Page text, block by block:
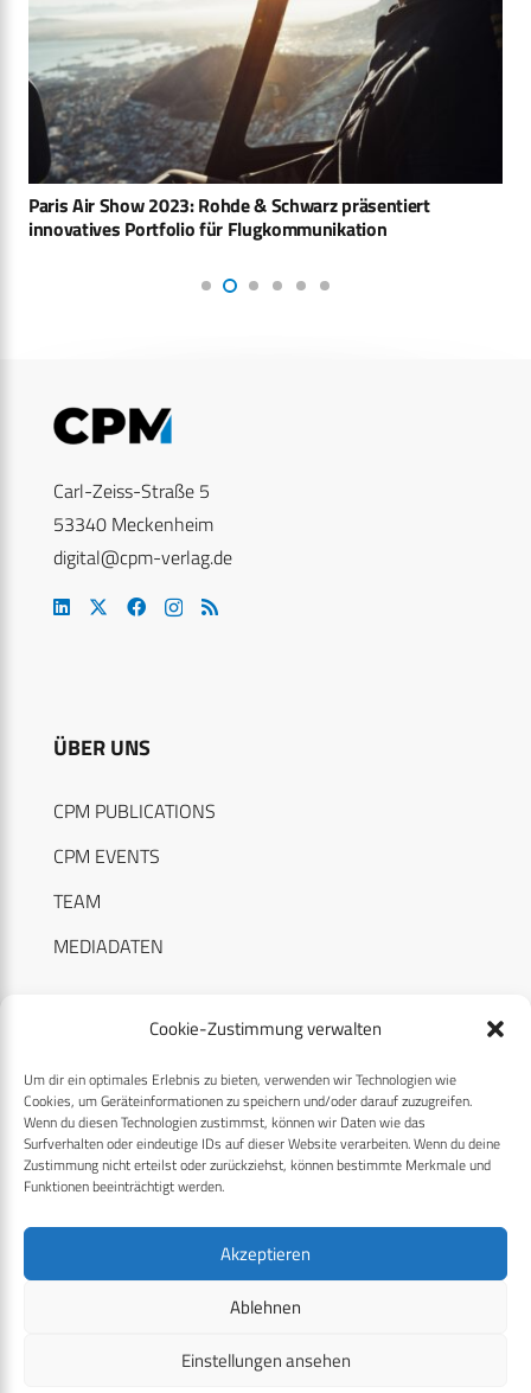
Cookie-Zustimmung verwalten
Um dir ein optimales Erlebnis zu bieten, verwenden wir Technologien wie
Cookies, um Geräteinformationen zu speichern und/oder darauf zuzugreifen.
Wenn du diesen Technologien zustimmst, können wir Daten wie das
Surfverhalten oder eindeutige IDs auf dieser Website verarbeiten. Wenn du deine
Zustimmung nicht erteilst oder zurückziehst, können bestimmte Merkmale und
Funktionen beeinträchtigt werden.
Akzeptieren
Ablehnen
Einstellungen ansehen
Paris Air Show 2023: Rohde & Schwarz präsentiert
innovatives Portfolio für Flugkommunikation
Carl-Zeiss-Straße 5
53340 Meckenheim
digital@cpm-verlag.de
ÜBER UNS
CPM PUBLICATIONS
CPM EVENTS
TEAM
MEDIADATEN
RECHTLICHES
Datenschutzerklärung
Cookie-Richtlinie (EU)